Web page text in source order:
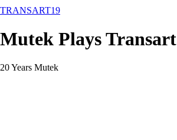
TRANSART19
Mutek Plays Transart
20 Years Mutek